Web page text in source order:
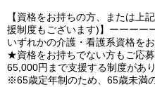
【資格をお持ちの方、または上
援制度もございます)】ーーーー
いずれかの介護・看護系資格をお
★資格をお持ちでない方もご応
65,000円まで支援する制度があ
※65歳定年制のため、65歳未満の